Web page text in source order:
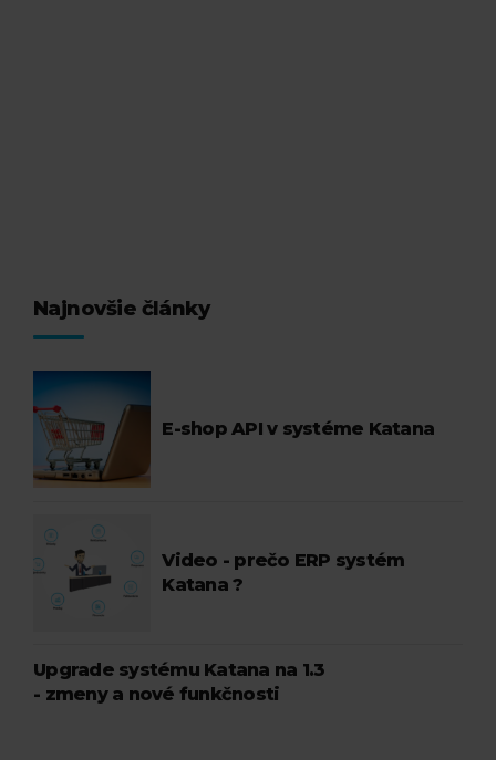
Najnovšie články
E-shop API v systéme Katana
Video - prečo ERP systém
Katana ?
Upgrade systému Katana na 1.3
- zmeny a nové funkčnosti